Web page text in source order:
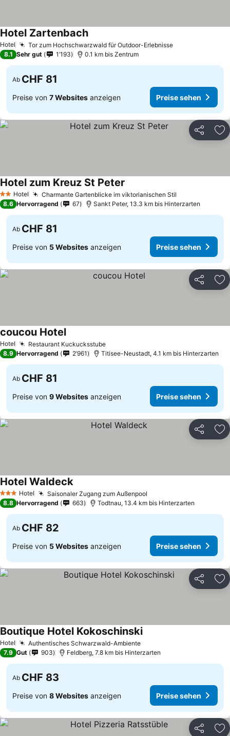
Hotel Tor zum Hochschwarzwald für Outdoor-Erlebnisse
Hotel Zartenbach
8.1 Sehr gut 1’193 0.1 km bis Zentrum
Ab CHF 81
Preise von 7 Websites anzeigen Preise sehen
Teilen
2 Sterne
Hotel Charmante Gartenblicke im viktorianischen Stil
Hotel zum Kreuz St Peter
8.6 Hervorragend 67 Sankt Peter, 13.3 km bis Hinterzarten
Ab CHF 81
Preise von 5 Websites anzeigen Preise sehen
Teilen
Hotel Restaurant Kuckucksstube
coucou Hotel
8.9 Hervorragend 2’961 Titisee-Neustadt, 4.1 km bis Hinterzarten
Ab CHF 81
Preise von 9 Websites anzeigen Preise sehen
Teilen
3 SterneHotel Saisonaler Zugang zum Außenpool
Hotel Waldeck
8.8 Hervorragend 663 Todtnau, 13.4 km bis Hinterzarten
Ab CHF 82
Preise von 5 Websites anzeigen Preise sehen
Teilen
Hotel Authentisches Schwarzwald-Ambiente
Boutique Hotel Kokoschinski
7.9 Gut 903 Feldberg, 7.8 km bis Hinterzarten
Ab CHF 83
Preise von 8 Websites anzeigen Preise sehen
Teilen